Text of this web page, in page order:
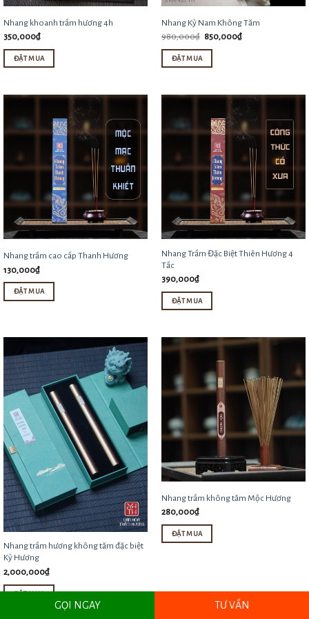
chọn
có
thể
được
trên
Nhang khoanh trầm hương 4h
350,000₫
ĐẶT MUA
Nhang Kỳ Nam Không Tăm
980,000₫ Giá
850,000₫Giá
ĐẶT MUA
Nhang trầm cao cấp Thanh Hương
130,000₫
ĐẶT MUA
Nhang Trầm Đặc Biệt Thiên Hương 4
Tấc
390,000₫
ĐẶT MUA
Nhang trầm hương không tăm đặc biệt
Kỳ Hương
2,000,000₫
ĐẶT MUA
Nhang trầm không tăm Mộc Hương
280,000₫
ĐẶT MUA
GỌI NGAY TƯ VẤN